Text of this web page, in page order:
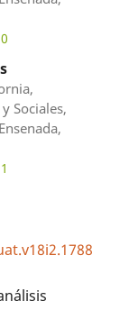
Sociales,